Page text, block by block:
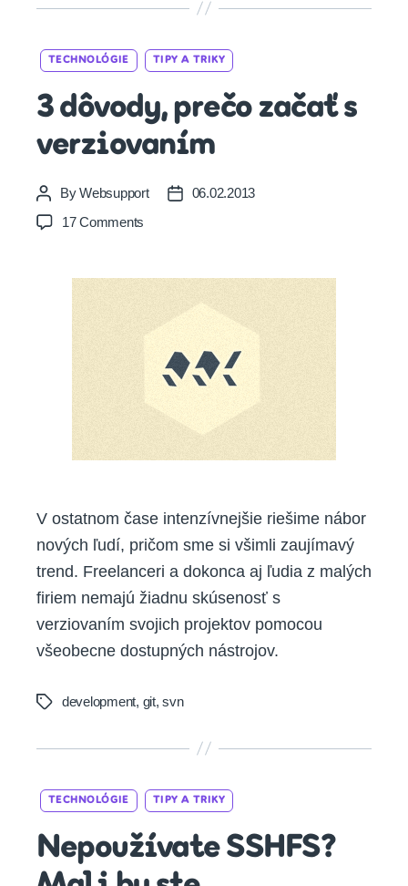
Categories
TECHNOLÓGIE TIPY A TRIKY
3 dôvody, prečo začať s
verziovaním
Post
author
ByWebsupport
Post06.02.2013
17 Comments
prečo
V ostatnom čase intenzívnejšie riešime nábor
nových ľudí, pričom sme si všimli zaujímavý
trend. Freelanceri a dokonca aj ľudia z malých
firiem nemajú žiadnu skúsenosť s
verziovaním svojich projektov pomocou
všeobecne dostupných nástrojov.
Tagsdevelopment, git,svn
Categories
TECHNOLÓGIE TIPY A TRIKY
Nepoužívate SSHFS?